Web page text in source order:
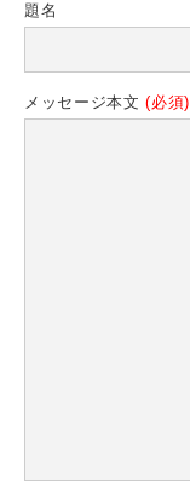
題名
メッセージ本文(必須)